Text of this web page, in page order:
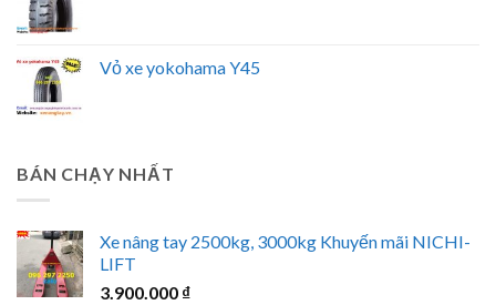
Vỏ xe yokohama Y45
BÁN CHẠY NHẤT
Xe nâng tay 2500kg, 3000kg Khuyến mãi NICHI-
LIFT
3.900.000 ₫